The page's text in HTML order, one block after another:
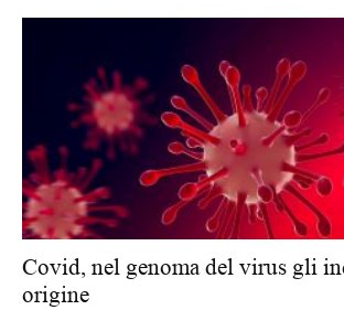
Covid, nel genoma del virus gli
origine